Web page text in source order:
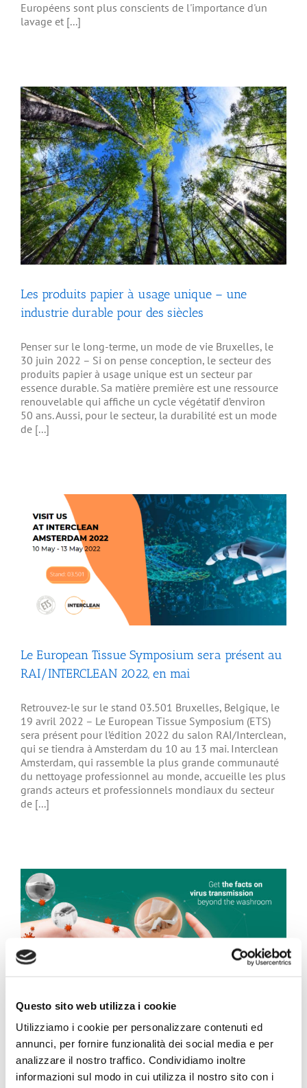
Questo sito web utilizza i cookie
Utilizziamo i cookie per personalizzare contenuti ed
annunci, per fornire funzionalità dei social media e per
analizzare il nostro traffico. Condividiamo inoltre
informazioni sul modo in cui utilizza il nostro sito con i
Européens sont plus conscients de l'importance d'un
lavage et [...]
Les produits papier à usage unique – une
industrie durable pour des siècles
Penser sur le long-terme, un mode de vie Bruxelles, le
30 juin 2022 – Si on pense conception, le secteur des
produits papier à usage unique est un secteur par
essence durable. Sa matière première est une ressource
renouvelable qui affiche un cycle végétatif d’environ
50 ans. Aussi, pour le secteur, la durabilité est un mode
de [...]
Le European Tissue Symposium sera présent au
RAI/INTERCLEAN 2022, en mai
Retrouvez-le sur le stand 03.501 Bruxelles, Belgique, le
19 avril 2022 – Le European Tissue Symposium (ETS)
sera présent pour l’édition 2022 du salon RAI/Interclean,
qui se tiendra à Amsterdam du 10 au 13 mai. Interclean
Amsterdam, qui rassemble la plus grande communauté
du nettoyage professionnel au monde, accueille les plus
grands acteurs et professionnels mondiaux du secteur
de [...]